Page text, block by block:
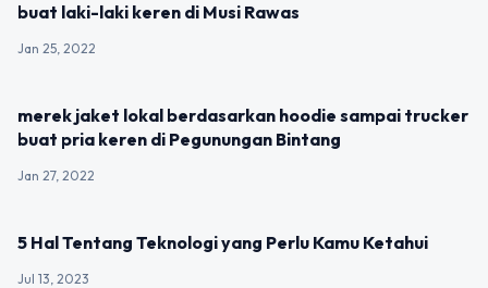
buat laki-laki keren di Musi Rawas
Jan 25, 2022
merek jaket lokal berdasarkan hoodie sampai trucker
buat pria keren di Pegunungan Bintang
Jan 27, 2022
5 Hal Tentang Teknologi yang Perlu Kamu Ketahui
Jul 13, 2023